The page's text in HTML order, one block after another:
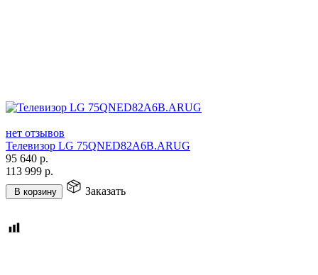
нет отзывов
Телевизор LG 75QNED82A6B.ARUG
95 640 р.
113 999 р.
В корзину Заказать